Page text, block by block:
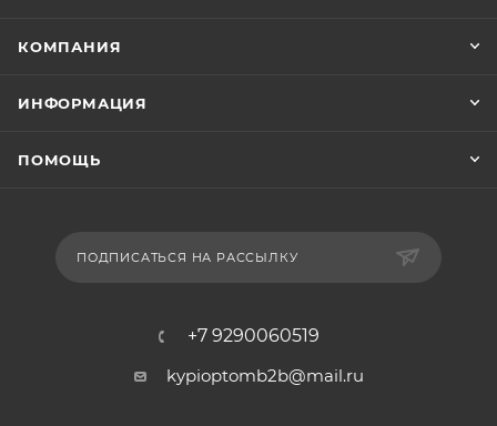
КОМПАНИЯ
ИНФОРМАЦИЯ
ПОМОЩЬ
ПОДПИСАТЬСЯ НА РАССЫЛКУ
+7 9290060519
kypioptomb2b@mail.ru